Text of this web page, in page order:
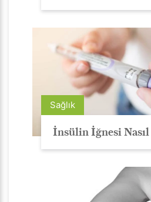
Sağlık
İnsülin İğnesi Nasıl